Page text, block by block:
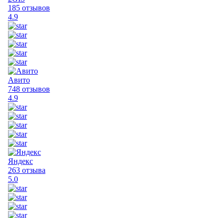
185 отзывов
4.9
Авито
748 отзывов
4.9
Яндекс
263 отзыва
5.0